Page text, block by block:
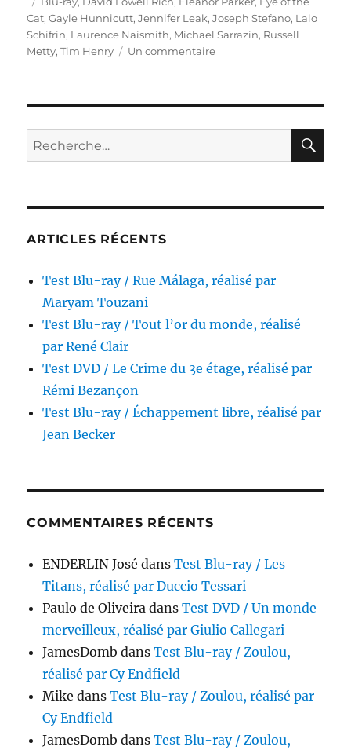
Cat,Gayle Hunnicutt,Jennifer Leak,Joseph Stefano, Lalo
Schifrin, Laurence Naismith, Michael Sarrazin, Russell
Metty,Tim Henry Un commentairesur
Les
de
Rich
Recherche
pour :
ARTICLES RÉCENTS
Test Blu-ray / Rue Málaga, réalisé par
Maryam Touzani
Test Blu-ray / Tout l’or du monde, réalisé
par René Clair
Test DVD / Le Crime du 3e étage, réalisé par
Rémi Bezançon
Test Blu-ray / Échappement libre, réalisé par
Jean Becker
COMMENTAIRES RÉCENTS
ENDERLIN José dansTest Blu-ray / Les
Titans, réalisé par Duccio Tessari
Paulo de Oliveira dansTest DVD / Un monde
merveilleux, réalisé par Giulio Callegari
JamesDomb dansTest Blu-ray / Zoulou,
réalisé par Cy Endfield
Mike dansTest Blu-ray / Zoulou, réalisé par
Cy Endfield
JamesDomb dansTest Blu-ray / Zoulou,